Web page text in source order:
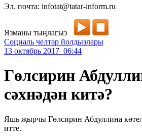
Эл. почта: infotat@tatar-inform.ru
Язманы тыңлагыз
Социаль челтәр йолдызлары
13 октябрь 2017 06:44
Гөлсирин
сәхнәдән китә?
Яшь җырчы Гөлсирин Абдуллина
итте.